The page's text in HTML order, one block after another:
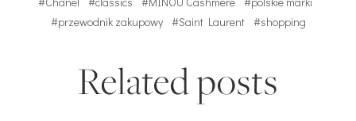
#przewodnik zakupowy
#Saint Laurent #shopping
Related posts